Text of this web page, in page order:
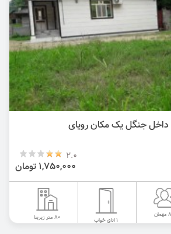
داخل جنگل یک مکان رویای
2.0
1,750,000 تومان
1 اتاق خواب 80 متر زیربنا